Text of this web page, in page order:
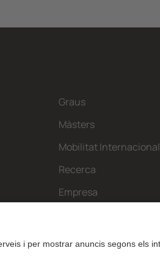
Graus
Màsters
Mobilitat Internacional
Recerca
Empresa